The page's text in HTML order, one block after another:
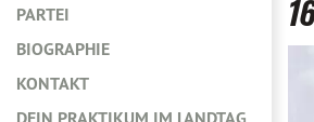
PARTEI
BIOGRAPHIE
KONTAKT